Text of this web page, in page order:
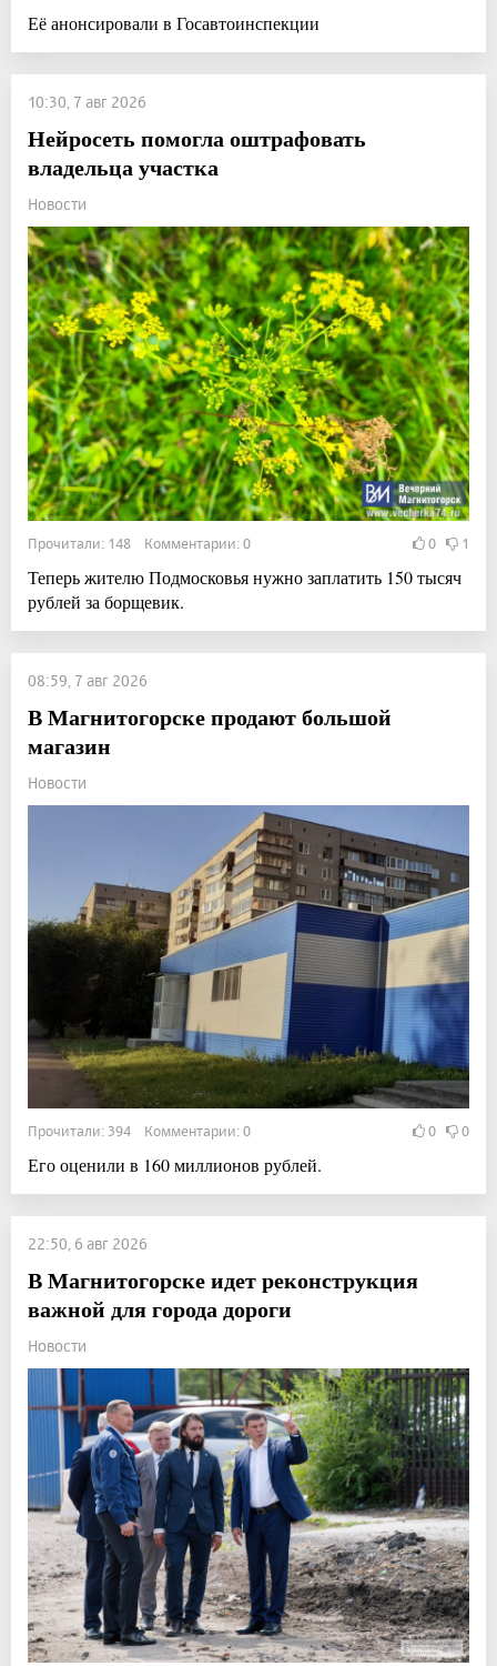
Её анонсировали в Госавтоинспекции
10:30, 7 авг 2026
Нейросеть помогла оштрафовать
владельца участка
Новости
Прочитали: 148 Комментарии: 0 0 1
Теперь жителю Подмосковья нужно заплатить 150 тысяч
рублей за борщевик.
08:59, 7 авг 2026
В Магнитогорске продают большой
магазин
Новости
Прочитали: 394 Комментарии: 0 0 0
Его оценили в 160 миллионов рублей.
22:50, 6 авг 2026
В Магнитогорске идет реконструкция
важной для города дороги
Новости